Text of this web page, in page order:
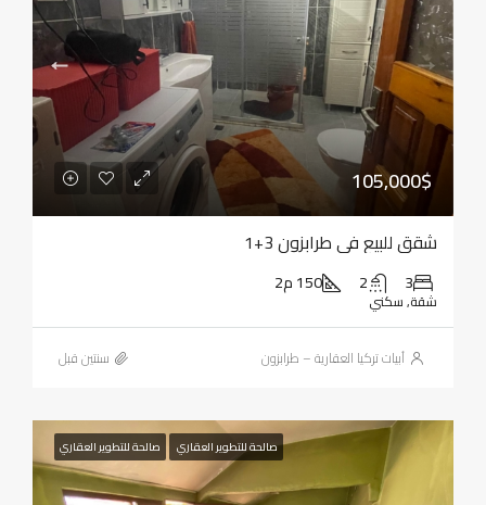
105,000$
شقق للبيع في طرابزون 3+1
3
2 150 م2
شقة, سكني
أبيات تركيا العقارية – طرابزون ‏سنتين قبل
صالحة للتطوير العقاري صالحة للتطوير العقاري